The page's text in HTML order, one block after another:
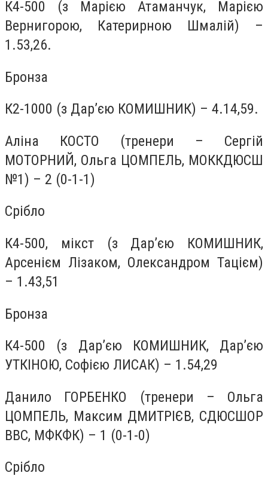
К4-500 (з Марією Атаманчук, Марією
Вернигорою, Катерирною Шмалій) –
1.53,26.
Бронза
К2-1000 (з Дар’єю КОМИШНИК) – 4.14,59.
Аліна КОСТО (тренери – Сергій
МОТОРНИЙ, Ольга ЦОМПЕЛЬ, МОККДЮСШ
№1) – 2 (0-1-1)
Срібло
К4-500, мікст (з Дар’єю КОМИШНИК,
Арсенієм Лізаком, Олександром Тацієм)
– 1.43,51
Бронза
К4-500 (з Дар’єю КОМИШНИК, Дар’єю
УТКІНОЮ, Софією ЛИСАК) – 1.54,29
Данило ГОРБЕНКО (тренери – Ольга
ЦОМПЕЛЬ, Максим ДМИТРІЄВ, СДЮСШОР
ВВС, МФКФК) – 1 (0-1-0)
Срібло